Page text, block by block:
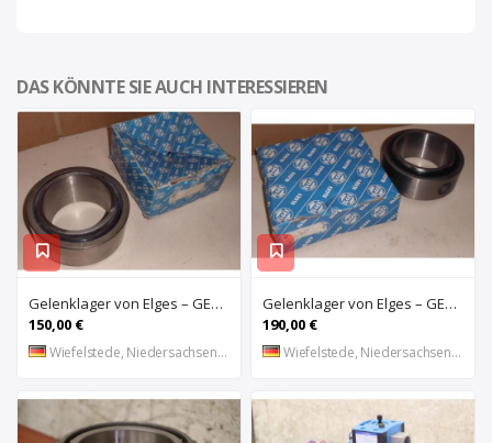
DAS KÖNNTE SIE AUCH INTERESSIEREN
Gelenklager von Elges – GE120UK-2RS
150,00 €
Wiefelstede, Niedersachsen, DE
Gelenklager von Elges – GE140UK-2RS
190,00 €
Wiefelstede, Niedersachsen, DE